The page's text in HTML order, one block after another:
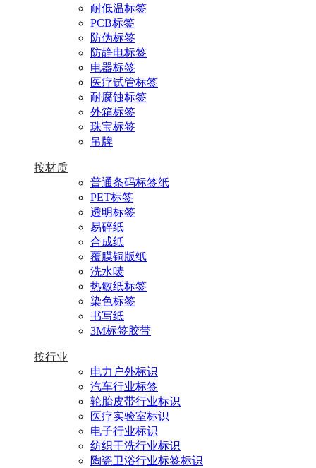
耐低温标签
PCB标签
防伪标签
防静电标签
电器标签
医疗试管标签
耐腐蚀标签
外箱标签
珠宝标签
吊牌
按材质
普通条码标签纸
PET标签
透明标签
易碎纸
合成纸
覆膜铜版纸
洗水唛
热敏纸标签
染色标签
书写纸
3M标签胶带
按行业
电力户外标识
汽车行业标签
轮胎皮带行业标识
医疗实验室标识
电子行业标识
纺织干洗行业标识
陶瓷卫浴行业标签标识